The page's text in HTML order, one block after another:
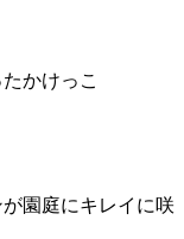
かけっこ
園庭にキレイに咲